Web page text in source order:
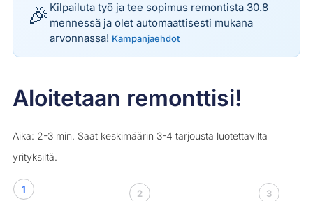
🎉 Kilpailuta työ ja tee sopimus remontista 30.8
mennessä ja olet automaattisesti mukana
arvonnassa! Kampanjaehdot
Aloitetaan remonttisi!
Aika: 2-3 min. Saat keskimäärin 3-4 tarjousta luotettavilta
yrityksiltä.
1 2 3